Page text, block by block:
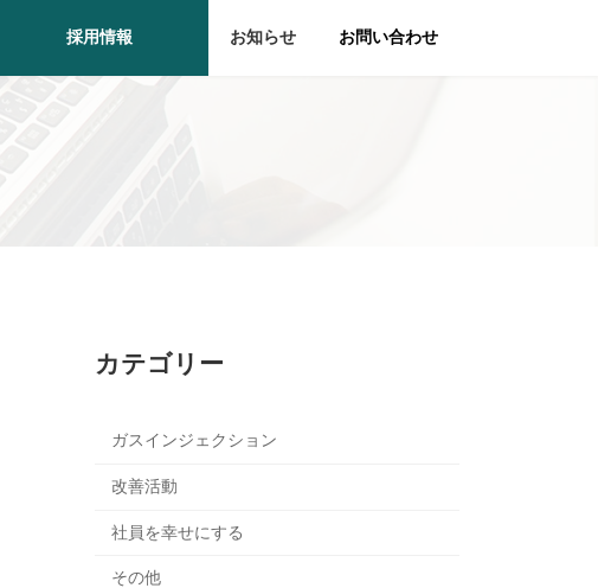
採用情報 お知らせ お問い合わせ
カテゴリー
ガスインジェクション
改善活動
社員を幸せにする
その他